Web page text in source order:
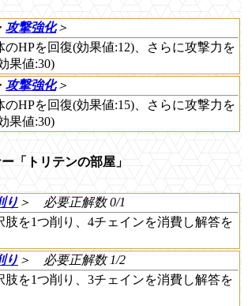
攻撃強化＞
のHPを回復(効果値:12)、さらに攻撃力を
果値:30)
攻撃強化＞
のHPを回復(効果値:15)、さらに攻撃力を
果値:30)
「トリテンの部屋」
り ＞
必要正解数 0/1
肢を1つ削り、4チェインを消費し解答を
り ＞
必要正解数 1/2
肢を1つ削り、3チェインを消費し解答を